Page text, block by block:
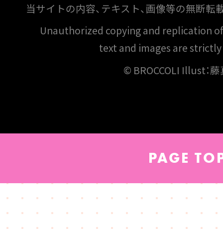
当サイトの内容、テキスト、画像等の無断転
Unauthorized copying and replication
text and images are
© BROCCOLI Illust：
PAGE